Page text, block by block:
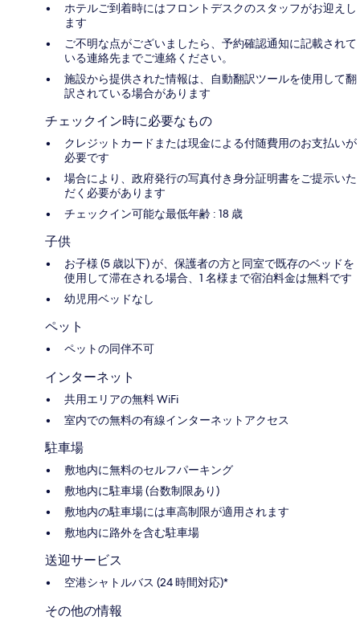
ホテルご到着時にはフロントデスクのスタッフがお迎えし
ます
ご不明な点がございましたら、予約確認通知に記載されて
いる連絡先までご連絡ください。
施設から提供された情報は、自動翻訳ツールを使用して翻
訳されている場合があります
チェックイン時に必要なもの
クレジットカードまたは現金による付随費用のお支払いが
必要です
場合により、政府発行の写真付き身分証明書をご提示いた
だく必要があります
チェックイン可能な最低年齢 : 18 歳
子供
お子様 (5 歳以下) が、保護者の方と同室で既存のベッドを
使用して滞在される場合、1 名様まで宿泊料金は無料です
幼児用ベッドなし
ペット
ペットの同伴不可
インターネット
共用エリアの無料 WiFi
室内での無料の有線インターネットアクセス
駐車場
敷地内に無料のセルフパーキング
敷地内に駐車場 (台数制限あり)
敷地内の駐車場には車高制限が適用されます
敷地内に路外を含む駐車場
送迎サービス
空港シャトルバス (24 時間対応)*
その他の情報